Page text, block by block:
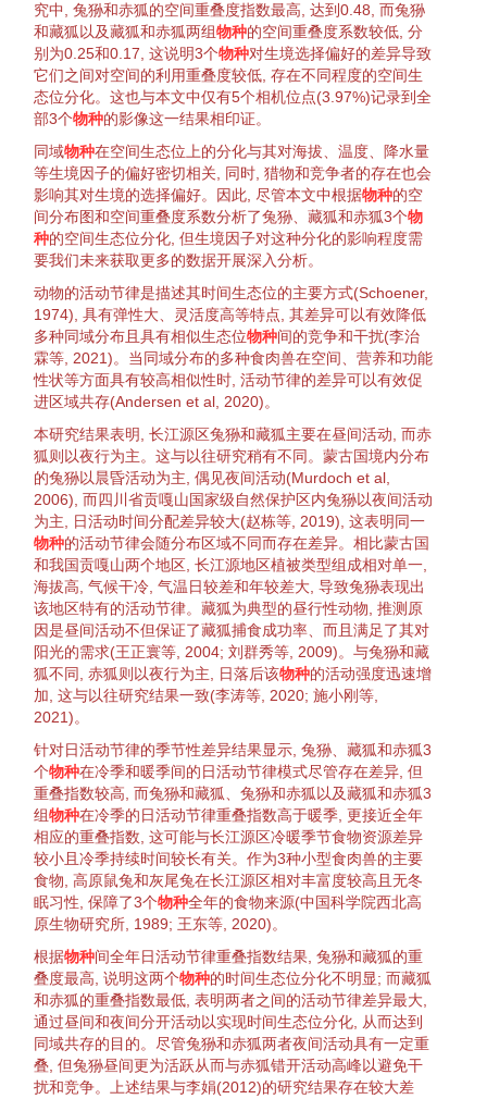
究中, 兔狲和赤狐的空间重叠度指数最高, 达到0.48, 而兔狲
和藏狐 以及藏狐和赤狐两组物种的空间重叠度系数较低, 分
别为0.25和0.17, 这说明3个物种对生境选择偏好的差异导致
它们之间对空间的利用重叠度较低, 存在不同程度的空间生
态位分化。这也与本文中仅有5个相机位点(3.97%)记录到全
部3个物种的影像这一结果相印证。
同域物种在空间生态位 上的分化与其对海拔、温度、降水量
等生境因子的偏好密切相关, 同时, 猎物和竞争者的存在也会
影响其对生境的选择偏好。因此, 尽管本文中根据物种的空
间分布图和空间重叠度系数分析了兔狲 藏狐和赤狐3个物
种的空间生态位分化 , 但生境因子对这种分化的影响程度需
要我们未来获取更多的数据开展深入分析。
动物的活动节律是描述其时间生态位的主要方式(Schoener,
1974), 具有弹性大、灵活度高等特点, 其差异可以有效降低
多种同域分布 且具有相似生态位物种间的竞争和干扰(李治
霖等, 2021)。当同域分布的多种食肉兽在空间、营养和功能
性状等方面具有较高相似性时, 活动节律的差异可以有效促
进区域共存(Andersen et al, 2020)。
本研究结果表明, 长江源区兔狲和藏狐主要在昼间活动, 而赤
狐则以夜行为主。这与以往研究稍有不同。蒙古国境内分布
的兔狲以晨昏活动为主, 偶见夜间活动(Murdoch et al,
2006), 而四川省贡嘎山国家级自然保护区内兔狲以夜间活动
为主, 日活动时间分配差异较大(赵栋等, 2019), 这表明同一
物种的活动节律会随分布区域不同而存在差异。相比蒙古国
和我国贡嘎山两个地区, 长江源地区植被类型组成相对单一,
海拔高, 气候干冷, 气温日较差和年较差大, 导致兔狲表现出
该地区特有的活动节律。 藏狐为典型的昼行性动物 , 推测原
因是昼间活动不但保证了藏狐捕食成功率、而且满足了其对
阳光的需求(王正寰等, 2004; 刘群秀等, 2009)。与兔狲和藏
狐不同, 赤狐则以夜行为主, 日落后该物种的活动强度迅速增
加, 这与以往研究结果一致(李涛等, 2020; 施小刚等,
2021)。
针对日活动节律的季节性差异结果显示, 兔狲 藏狐和赤狐3
个物种在冷季和暖季间的日活动节律模式尽管存在差异, 但
重叠指数较高, 而兔狲和藏狐 兔狲和赤狐 以及藏狐和赤狐3
组物种在冷季的日活动节律重叠指数高于暖季, 更接近全年
相应的重叠指数, 这可能与长江源区冷暖季节食物资源差异
较小且冷季持续时间较长有关。作为3种小型食肉兽的主要
食物, 高原鼠兔和灰尾兔在长江源区相对丰富度较高且无冬
眠习性 , 保障了3个物种全年的食物来源(中国科学院西北高
原生物研究所, 1989; 王东等, 2020)。
根据物种间全年日活动节律重叠指数结果, 兔狲和藏狐的重
叠度最高, 说明这两个物种的时间生态位分化不明显; 而藏狐
和赤狐的重叠指数最低, 表明两者之间的活动节律差异最大,
通过昼间和夜间分开活动以实现时间生态位分化 , 从而达到
同域共存的目的。尽管兔狲和赤狐两者夜间活动具有一定重
叠, 但兔狲昼间更为活跃从而与赤狐错开活动高峰以避免干
扰和竞争。上述结果与李娟(2012)的研究结果存在较大差